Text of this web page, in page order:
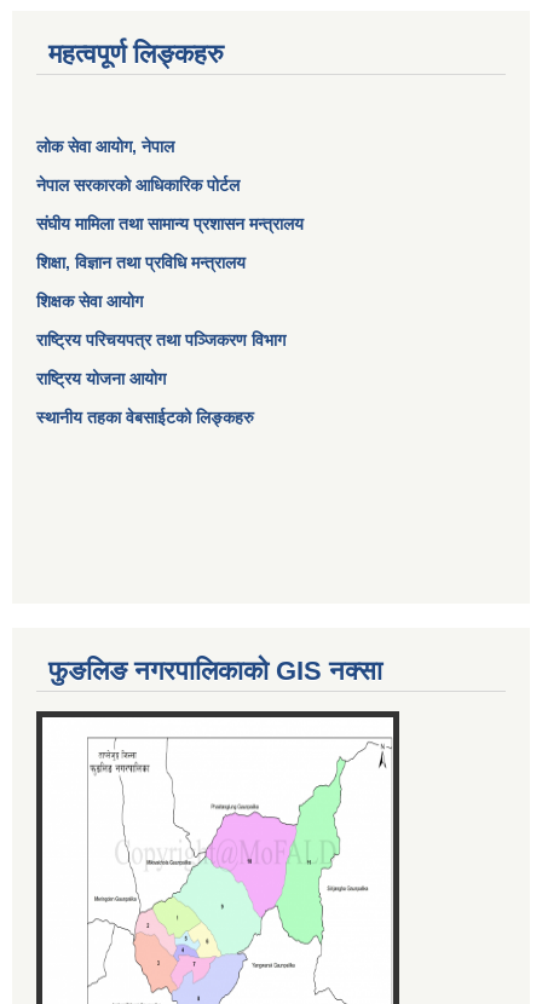
महत्वपूर्ण लिङ्कहरु
लोक सेवा आयोग, नेपाल
नेपाल सरकारको आधिकारिक पोर्टल
संघीय मामिला तथा सामान्य प्रशासन मन्त्रालय
शिक्षा, विज्ञान तथा प्रविधि मन्त्रालय
शिक्षक सेवा आयोग
राष्ट्रिय परिचयपत्र तथा पञ्जिकरण विभाग
राष्ट्रिय योजना आयोग
स्थानीय तहका वेबसाईटको लिङ्कहरु
फुङलिङ नगरपालिकाको GIS नक्सा